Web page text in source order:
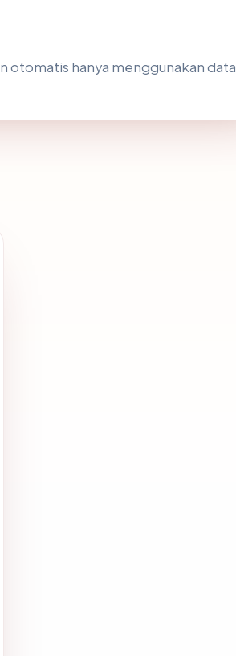
otomatis hanya menggunakan data